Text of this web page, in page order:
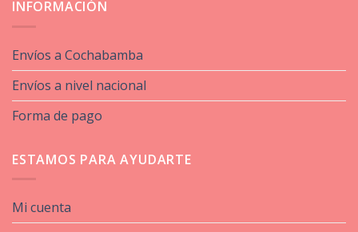
INFORMACIÓN
Envíos a Cochabamba
Envíos a nivel nacional
Forma de pago
ESTAMOS PARA AYUDARTE
Mi cuenta